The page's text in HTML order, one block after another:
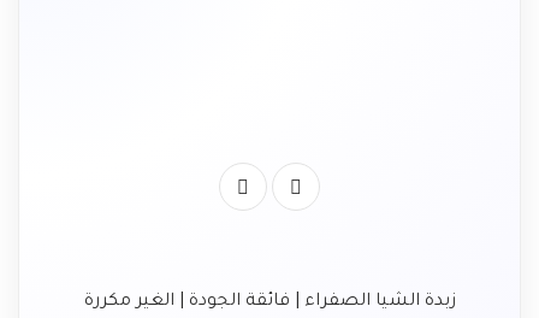
زبدة الشيا الصفراء | فائقة الجودة | الغير مكررة